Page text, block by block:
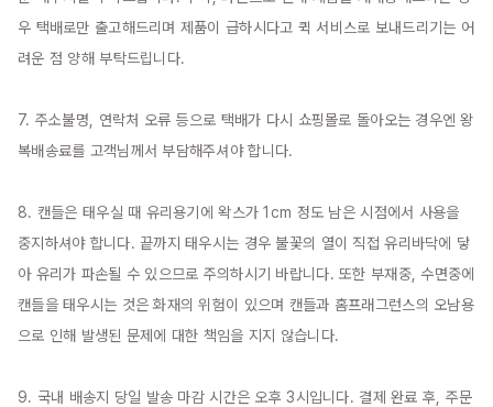
우 택배로만 출고해드리며 제품이 급하시다고 퀵 서비스로 보내드리기는 어
려운 점 양해 부탁드립니다.
7. 주소불명, 연락처 오류 등으로 택배가 다시 쇼핑몰로 돌아오는 경우엔 왕
복배송료를 고객님께서 부담해주셔야 합니다.
8. 캔들은 태우실 때 유리용기에 왁스가 1cm 정도 남은 시점에서 사용을
중지하셔야 합니다. 끝까지 태우시는 경우 불꽃의 열이 직접 유리바닥에 닿
아 유리가 파손될 수 있으므로 주의하시기 바랍니다. 또한 부재중, 수면중에
캔들을 태우시는 것은 화재의 위험이 있으며 캔들과 홈프래그런스의 오남용
으로 인해 발생된 문제에 대한 책임을 지지 않습니다.
9. 국내 배송지 당일 발송 마감 시간은 오후 3시입니다. 결제 완료 후, 주문